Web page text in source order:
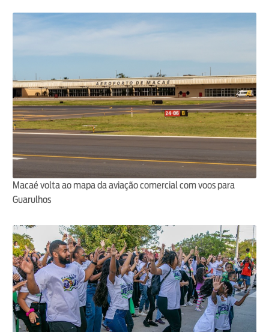
Macaé volta ao mapa da aviação comercial com voos para
Guarulhos